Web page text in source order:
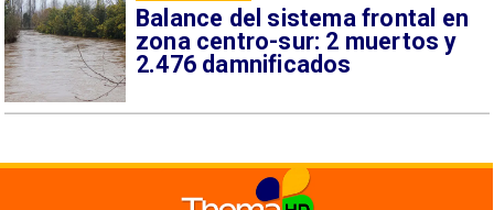
Balance del sistema frontal en
zona centro-sur: 2 muertos y
2.476 damnificados